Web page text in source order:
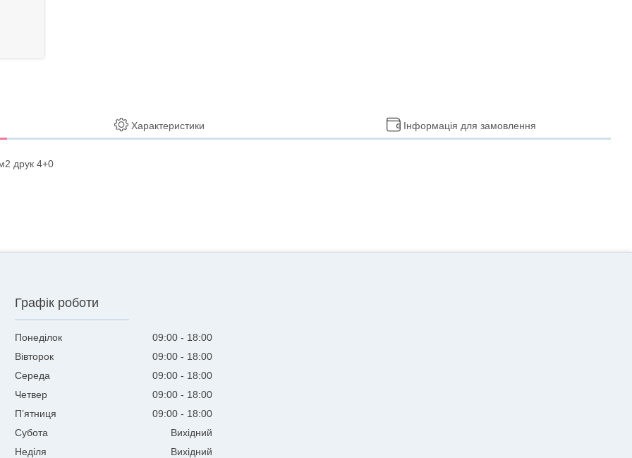
Характеристики Інформація для замовлення
друк 4+0
Графік роботи
Понеділок 09:00
18:00
Вівторок
09:00
18:00
Середа
09:00
18:00
Четвер
09:00
18:00
Пʼятниця
09:00
18:00
Субота
Вихідний
Неділя
Вихідний